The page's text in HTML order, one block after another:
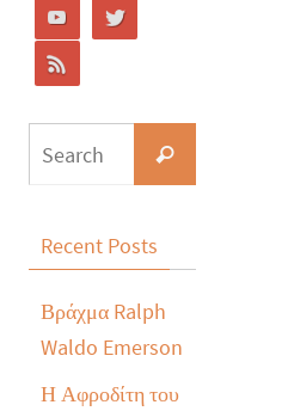
Recent Posts
Βράχμα Ralph
Waldo Emerson
Η Αφροδίτη του